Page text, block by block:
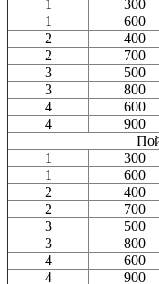
1
300
1
600
2
400
2
700
3
500
3
800
4
600
4
900
1
300
1
600
2
400
2
700
3
500
3
800
4
600
4
900